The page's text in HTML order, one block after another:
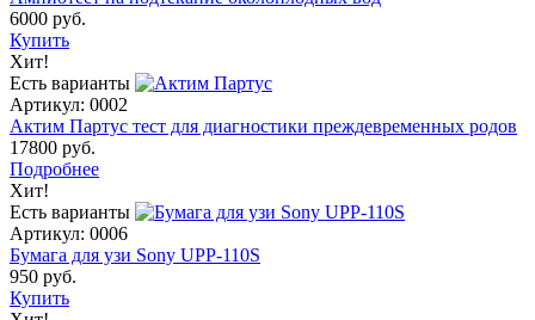
6000 руб.
Купить
Хит!
Есть варианты
Артикул: 0002
Актим Партус тест для диагностики преждевременных родов
17800 руб.
Подробнее
Хит!
Есть варианты
Артикул: 0006
Бумага для узи Sony UPP-110S
950 руб.
Купить